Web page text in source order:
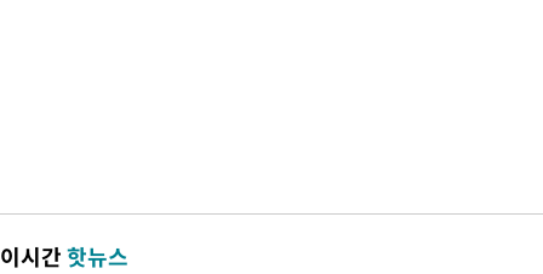
이시간핫뉴스